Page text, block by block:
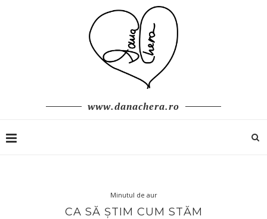
www.danachera.ro
Minutul de aur
CA SĂ ȘTIM CUM STĂM